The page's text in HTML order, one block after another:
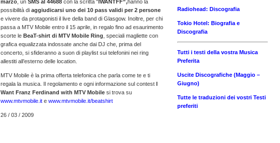
marzo , un SMS al 44688 con la scritta “ IWANTFF”,hanno la
possibilità di aggiudicarsi uno dei 10 pass validi per 2 persone
e vivere da protagonisti il live della band di Glasgow. Inoltre, per chi
passa a MTV Mobile entro il 15 aprile, in regalo fino ad esaurimento
scorte le BeaT-shirt di MTV Mobile Ring , speciali magliette con
grafica equalizzata indossate anche dai DJ che, prima del
concerto, si sfideranno a suon di playlist sui telefonini nei ring
allestiti all’esterno delle location.
MTV Mobile è la prima offerta telefonica che parla come te e ti
regala la musica. Il regolamento e ogni informazione sul contest
Want Franz Ferdinand with MTV Mobile si trova su
www.mtvmobile.it e www.mtvmobile.it/beatshirt
26 / 03 / 2009
Radiohead: Discografia
Tokio Hotel: Biografia e
Discografia
Tutti i testi della vostra Musica
Preferita
Uscite Discografiche (Maggio –
Giugno)
Tutte le traduzioni dei vostri Testi
preferiti